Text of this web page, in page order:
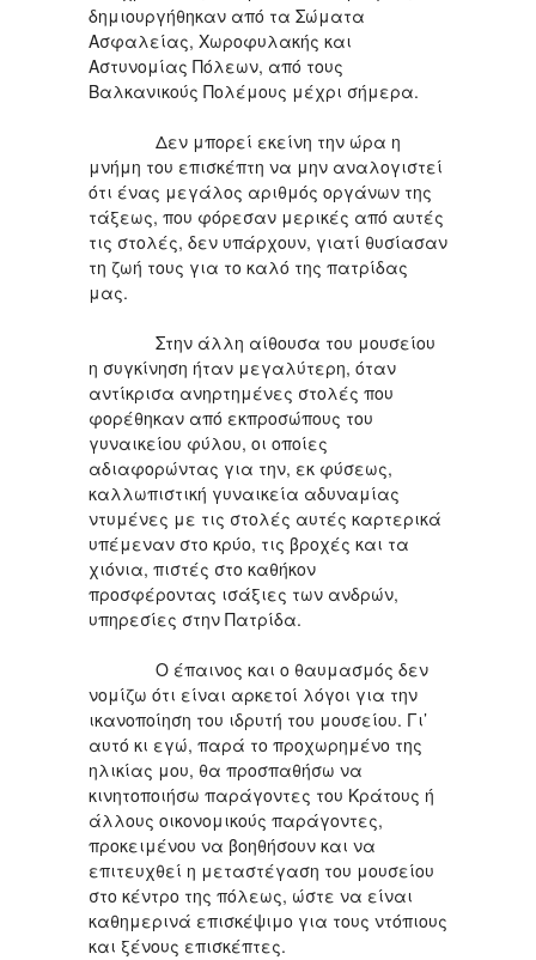
δημιουργήθηκαν από τα Σώματα
Ασφαλείας, Χωροφυλακής και
Αστυνομίας Πόλεων, από τους
Βαλκανικούς Πολέμους μέχρι σήμερα.
Δεν μπορεί εκείνη την ώρα η
μνήμη του επισκέπτη να μην αναλογιστεί
ότι ένας μεγάλος αριθμός οργάνων της
τάξεως, που φόρεσαν μερικές από αυτές
τις στολές, δεν υπάρχουν, γιατί θυσίασαν
τη ζωή τους για το καλό της πατρίδας
μας.
Στην άλλη αίθουσα του μουσείου
η συγκίνηση ήταν μεγαλύτερη, όταν
αντίκρισα ανηρτημένες στολές που
φορέθηκαν από εκπροσώπους του
γυναικείου φύλου, οι οποίες
αδιαφορώντας για την, εκ φύσεως,
καλλωπιστική γυναικεία αδυναμίας
ντυμένες με τις στολές αυτές καρτερικά
υπέμεναν στο κρύο, τις βροχές και τα
χιόνια, πιστές στο καθήκον
προσφέροντας ισάξιες των ανδρών,
υπηρεσίες στην Πατρίδα.
Ο έπαινος και ο θαυμασμός δεν
νομίζω ότι είναι αρκετοί λόγοι για την
ικανοποίηση του ιδρυτή του μουσείου. Γι’
αυτό κι εγώ, παρά το προχωρημένο της
ηλικίας μου, θα προσπαθήσω να
κινητοποιήσω παράγοντες του Κράτους ή
άλλους οικονομικούς παράγοντες,
προκειμένου να βοηθήσουν και να
επιτευχθεί η μεταστέγαση του μουσείου
στο κέντρο της πόλεως, ώστε να είναι
καθημερινά επισκέψιμο για τους ντόπιους
και ξένους επισκέπτες.